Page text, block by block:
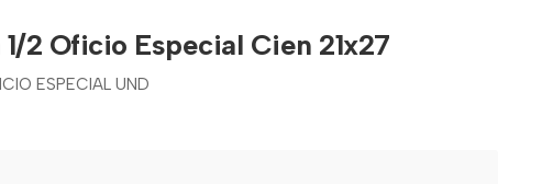
2 Oficio Especial Cien 21x27
ESPECIAL UND